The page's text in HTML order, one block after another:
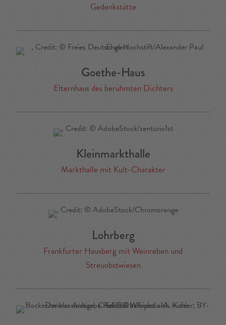
Gedenkstätte
Goethe-Haus
Elternhaus des berühmten Dichters
Kleinmarkthalle
Markthalle mit Kult-Charakter
Lohrberg
Frankfurter Hausberg mit Weinreben und
Streuobstwiesen